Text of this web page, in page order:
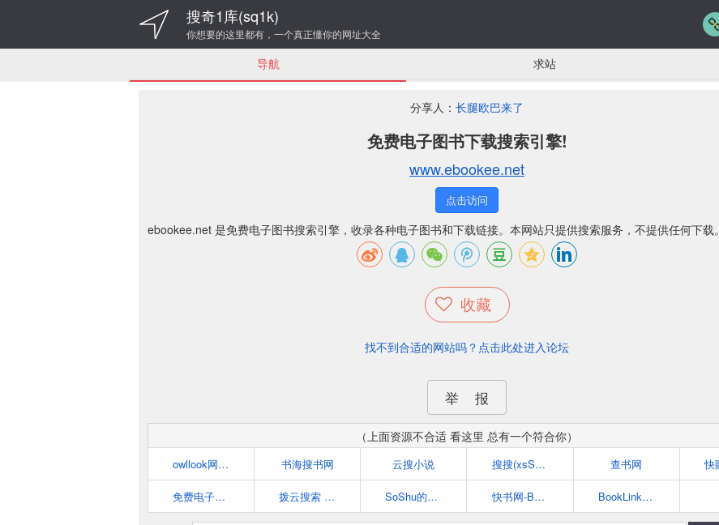
搜奇1库(sq1k)
你想要的这里都有，一个真正懂你的网址大全
导航 求站
分享人： 长腿欧巴来了
免费电子图书下载搜索引擎!
www.ebookee.net
点击访问
ebookee.net 是免费电子图书搜索引擎，收录各种电子图书和下载链接。本网站只提供搜索服务，不提供任何下载。
收藏
找不到合适的网站吗？点击此处进入论坛
举 报
（上面资源不合适 看这里 总有一个符合你）
owllook网络小说搜索 书海搜书网 云搜小说 搜搜(xsSouSou.com) 查书网
免费电子图书下载搜索引擎! 拨云搜索 - 搜小说专业引擎 SoShu的小说搜索网站-搜书 快书网-BookSo最好的小说搜索阅读网站 BookLink.Me